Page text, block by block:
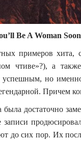
Be A Woman Soon
примеров хита,
чтиве»?), а
но
Причем
достаточно
записи
до сих пор. Их